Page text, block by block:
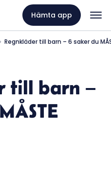
Hämta app
Regnkläder till barn – 6 saker du
till barn –